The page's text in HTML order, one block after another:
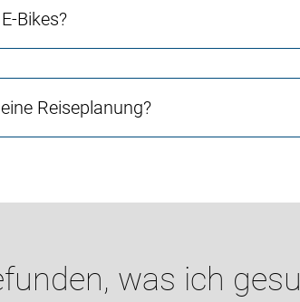
Bikes?
Reiseplanung?
was ich